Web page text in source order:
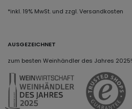
*inkl. 19% MwSt. und zzgl. Versandkosten
AUSGEZEICHNET
zum besten Weinhändler des Jahres 2025!